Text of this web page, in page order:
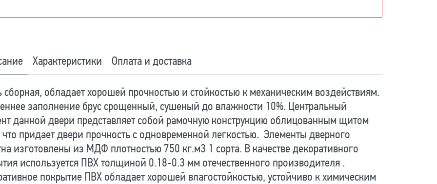
Характеристики Оплата и доставка
сборная, обладает хорошей прочностью и стойкостью к механическим воздействиям.
заполнение брус срощенный, сушеный до влажности 10%. Центральный
данной двери представляет собой рамочную конструкцию облицованным щитом
придает двери прочность с одновременной легкостью. Элементы дверного
изготовлены из МДФ плотностью 750 кг.м3 1 сорта. В качестве декоративного
используется ПВХ толщиной 0.18-0.3 мм отечественного производителя .
покрытие ПВХ обладает хорошей влагостойкостью, устойчиво к химическим